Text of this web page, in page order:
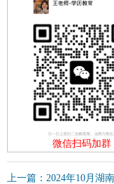
微信扫码加群
上一篇：2024年10月湖